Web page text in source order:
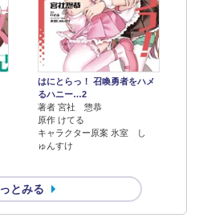
はにとらっ！ 召喚勇者をハメ
るハニー…2
著者 宮社 惣恭
原作 けてる
キャラクター原案 氷室 し
ゅんすけ
とみる